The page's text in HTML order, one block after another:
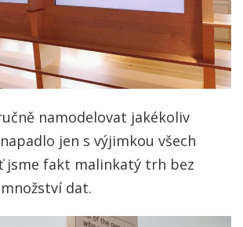
namodelovat jakékoliv
jen s výjimkou všech
jsme fakt malinkatý trh bez
dat.